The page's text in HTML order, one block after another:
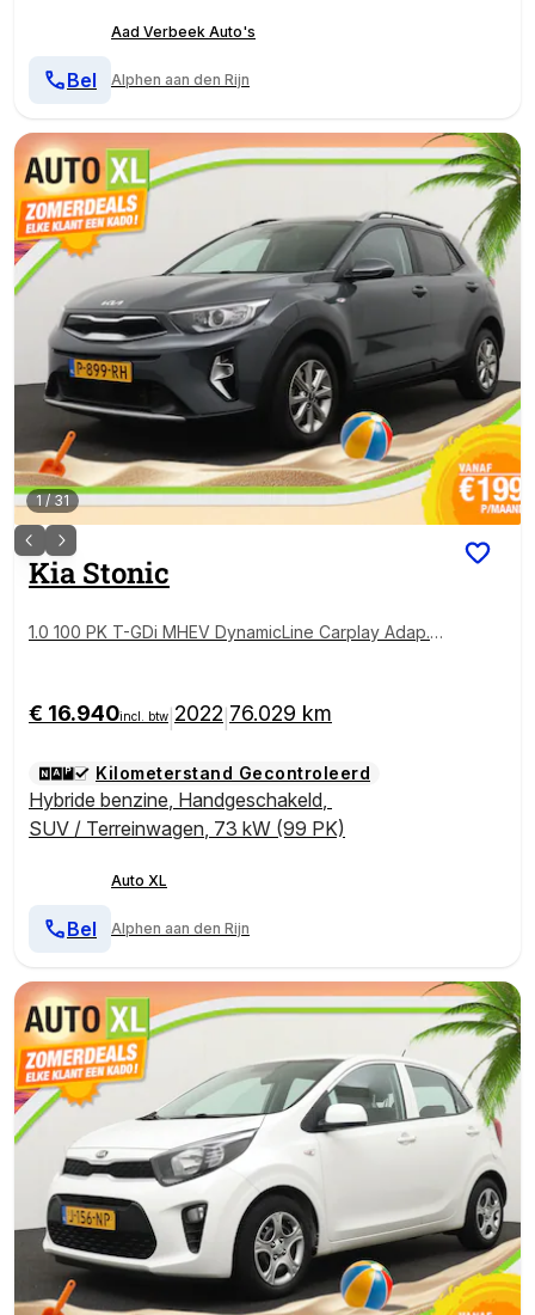
Aad Verbeek Auto's
Alphen aan den Rijn
Bel
1/31
Kia Stonic
1.0 100 PK T-GDi MHEV DynamicLine Carplay Adap.Cr
€ 16.940incl. btw 2022 76.029 km
Kilometerstand Gecontroleerd
Hybride benzine, Handgeschakeld,
SUV / Terreinwagen, 73 kW (99 PK)
Auto XL
Alphen aan den Rijn
Bel